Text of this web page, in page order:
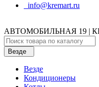
info@kremart.ru
АВТОМОБИЛЬНАЯ 19 |
Везде
Везде
Кондиционеры